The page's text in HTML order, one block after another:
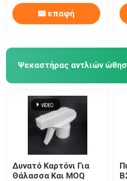
επαφή
Ψεκαστήρας αντλιών
Δυνατό Καρτόνι Για
Θάλασσα Και MOQ